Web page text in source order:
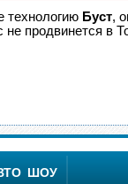
технологию Буст,
продвинется в
ШОУ